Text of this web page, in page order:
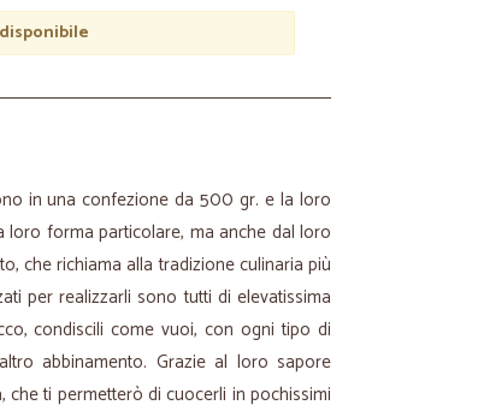
in una confezione da 500 gr. e la loro
forma particolare, ma anche dal loro
che richiama alla tradizione culinaria più
per realizzarli sono tutti di elevatissima
condiscili come vuoi, con ogni tipo di
abbinamento. Grazie al loro sapore
ti permetterò di cuocerli in pochissimi